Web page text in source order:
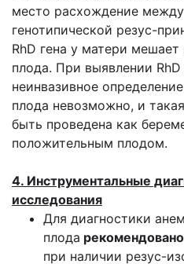
место расхождение
генотипической резус-
RhD гена у матери
плода. При выявлении RhD
неинвазивное
плода невозможно, и
быть проведена как
положительным плодом.
4. Инструментальные
исследования
Для диагностики
плода рекомендовано
при наличии резус-